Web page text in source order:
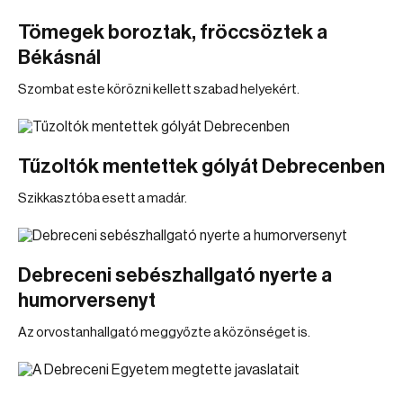
Tömegek boroztak, fröccsöztek a
Békásnál
Szombat este körözni kellett szabad helyekért.
Tűzoltók mentettek gólyát Debrecenben
Szikkasztóba esett a madár.
Debreceni sebészhallgató nyerte a
humorversenyt
Az orvostanhallgató meggyőzte a közönséget is.